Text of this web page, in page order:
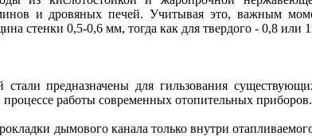
и дровяных печей. Учитывая это, важным
стенки 0,5-0,6 мм, тогда как для твердого - 0,8
предназначены для гильзования
процессе работы современных отопительных приборов.
дымового канала только внутри